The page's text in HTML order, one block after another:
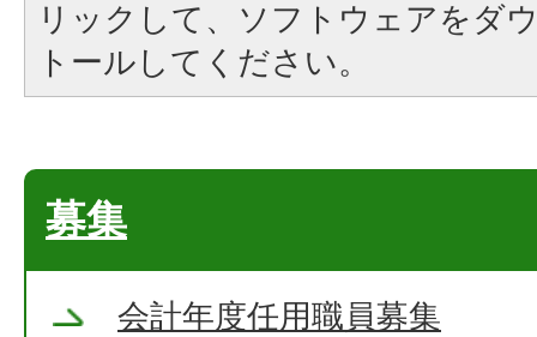
リックして、ソフトウェアをダ
トールしてください。
募集
会計年度任用職員募集